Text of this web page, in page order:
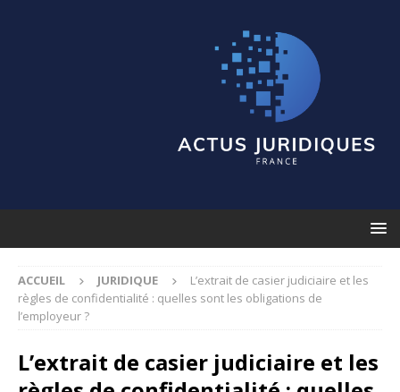
ACCUEIL JURIDIQUE
L’extrait de casier judiciaire et les
règles de confidentialité : quelles sont les obligations de
l’employeur ?
L’extrait de casier judiciaire et les